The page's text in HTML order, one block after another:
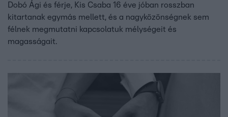
Dobó Ági és férje, Kis Csaba 16 éve jóban rosszban
kitartanak egymás mellett, és a nagyközönségnek sem
félnek megmutatni kapcsolatuk mélységeit és
magasságait.